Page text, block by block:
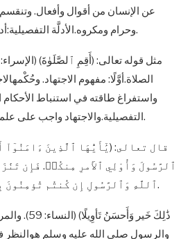
عن الإنسان من أقوال وأفعال.
وحرام ومكروه.الأدلَّة التفصيلية:أدلَّة خاصة بكلِّ حكم شرعي.
الصلاة.أوَّلًا: مفهوم الاجتهاد.
واستفراغ طاقته في استنباط الأحكام
التفصيلية.والاجتهاد واجب على علماء المسلمين في كلِّ عصر.
قال تعالى: (يَٰٓأَيُّهَا ٱلَّذِينَ ءَامَنُوٓاْ
ٱلرَّسُولَ وَأُوْلِي ٱلأَمرِ مِنكُمۖ. فَإِن
ٱللَّهِ وَٱلرَّسُولِ إِن كُنتُم تُؤمِنُونَ بِاللَّهِ وَٱليَومِ ٱلأٓخِرِۚ.
ذَٰلِكَ خَير
والرسول صلى الله عليه وسلم هوالنظر